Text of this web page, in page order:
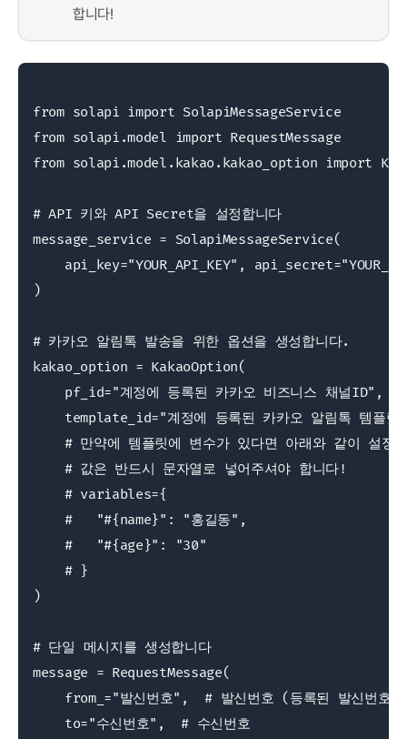
합니다!
from solapi import SolapiMessageService
from solapi.model import RequestMessage
from solapi.model.kakao.kakao_option import
# API 키와 API Secret을 설정합니다
message_service = SolapiMessageService(
api_key="YOUR_API_KEY",
)
# 카카오 알림톡 발송을 위한 옵션을 생성합니다.
kakao_option = KakaoOption(
    pf_id="계정에 등록된 카카오 비즈니스 채널ID",
template_id="계정에 등록된 카카오 알림톡 템플릿
# 만약에 템플릿에 변수가 있다면 아래와 같이 설정
    # 값은 반드시 문자열로 넣어주셔야 합니다!
    # variables={
    #   "#{name}": "홍길동",
    #   "#{age}": "30"
    # }
)
# 단일 메시지를 생성합니다
message = RequestMessage(
from_="발신번호",  # 발신번호 (등록된 발신번호
    to="수신번호",  # 수신번호